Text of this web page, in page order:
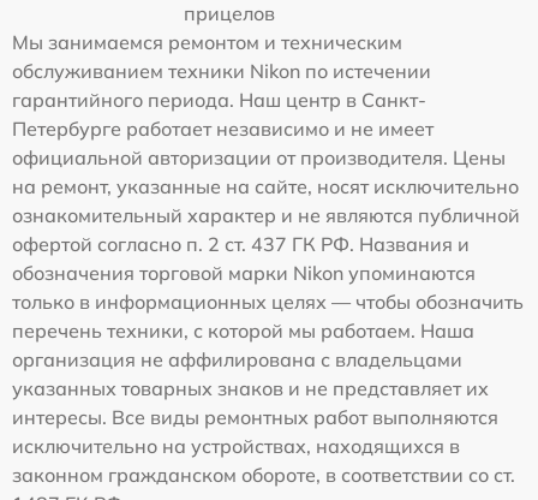
прицелов
Мы занимаемся ремонтом и техническим
обслуживанием техники Nikon по истечении
гарантийного периода. Наш центр в Санкт-
Петербурге работает независимо и не имеет
официальной авторизации от производителя. Цены
на ремонт, указанные на сайте, носят исключительно
ознакомительный характер и не являются публичной
офертой согласно п. 2 ст. 437 ГК РФ. Названия и
обозначения торговой марки Nikon упоминаются
только в информационных целях — чтобы обозначить
перечень техники, с которой мы работаем. Наша
организация не аффилирована с владельцами
указанных товарных знаков и не представляет их
интересы. Все виды ремонтных работ выполняются
исключительно на устройствах, находящихся в
законном гражданском обороте, в соответствии со ст.